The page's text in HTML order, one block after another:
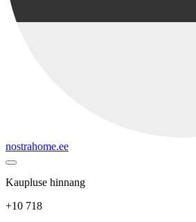
nostrahome.ee
Kaupluse hinnang
+10 718